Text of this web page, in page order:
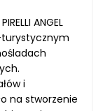
ANGEL
i
na stworzenie